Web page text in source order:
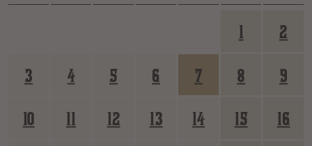
1 2
3 4 5 6 7 8 9
10 11 12 13 14 15 16